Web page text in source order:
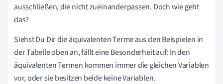
ausschließen, die nicht zueinanderpassen. Doch wie geht
das?
Siehst Du Dir die äquivalenten Terme aus den Beispielen in
der Tabelle oben an, fällt eine Besonderheit auf: In den
äquivalenten Termen kommen immer die gleichen Variablen
vor, oder sie besitzen beide keine Variablen.